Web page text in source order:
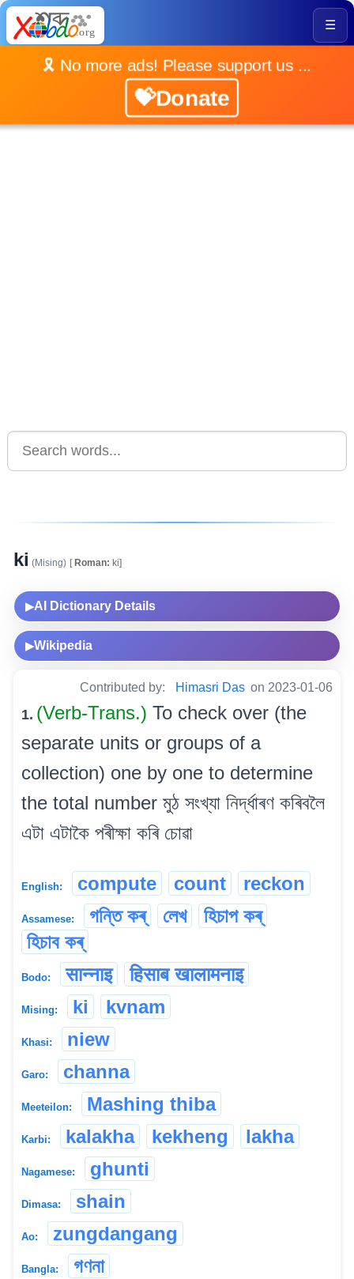
☰
🎗️ No more ads! Please support us ...
💝Donate
ki (Mising) [Roman: ki]
▶AI Dictionary Details
▶Wikipedia
Contributed by: Himasri Das on 2023-01-06
1. (Verb-Trans.) To check over (the
separate units or groups of a
collection) one by one to determine
the total number মুঠ সংখ্যা নিৰ্দ্ধাৰণ কৰিবলৈ
এটা এটাকৈ পৰীক্ষা কৰি চোৱা
English: compute count reckon
Assamese: গন্তি কৰ্ লেখ
হিচাপ কৰ্
হিচাব কৰ্
Bodo: सान्नाइ हिसाब खालामनाइ
Mising: ki kvnam
Khasi: niew
Garo: channa
Meeteilon: Mashing thiba
Karbi: kalakha kekheng lakha
Nagamese: ghunti
Dimasa: shain
Ao: zungdangang
Bangla: গণনা